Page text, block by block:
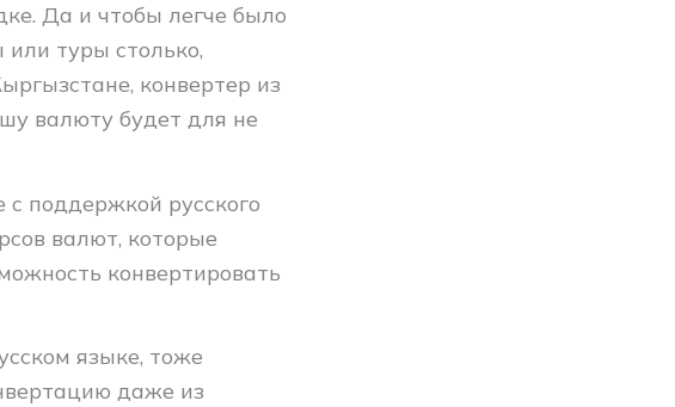
Да и чтобы легче было
туры столько,
конвертер из
валюту будет для не
поддержкой русского
валют, которые
конвертировать
языке, тоже
даже из